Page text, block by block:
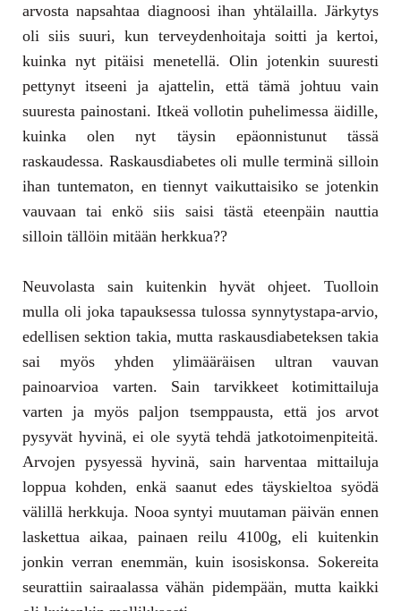
arvosta napsahtaa diagnoosi ihan yhtälailla. Järkytys
oli siis suuri, kun terveydenhoitaja soitti ja kertoi,
kuinka nyt pitäisi menetellä. Olin jotenkin suuresti
pettynyt itseeni ja ajattelin, että tämä johtuu vain
suuresta painostani. Itkeä vollotin puhelimessa äidille,
kuinka olen nyt täysin epäonnistunut tässä
raskaudessa. Raskausdiabetes oli mulle terminä silloin
ihan tuntematon, en tiennyt vaikuttaisiko se jotenkin
vauvaan tai enkö siis saisi tästä eteenpäin nauttia
silloin tällöin mitään herkkua??
Neuvolasta sain kuitenkin hyvät ohjeet. Tuolloin
mulla oli joka tapauksessa tulossa synnytystapa-arvio,
edellisen sektion takia, mutta raskausdiabeteksen takia
sai myös yhden ylimääräisen ultran vauvan
painoarvioa varten. Sain tarvikkeet kotimittailuja
varten ja myös paljon tsemppausta, että jos arvot
pysyvät hyvinä, ei ole syytä tehdä jatkotoimenpiteitä.
Arvojen pysyessä hyvinä, sain harventaa mittailuja
loppua kohden, enkä saanut edes täyskieltoa syödä
välillä herkkuja. Nooa syntyi muutaman päivän ennen
laskettua aikaa, painaen reilu 4100g, eli kuitenkin
jonkin verran enemmän, kuin isosiskonsa. Sokereita
seurattiin sairaalassa vähän pidempään, mutta kaikki